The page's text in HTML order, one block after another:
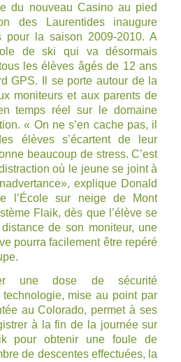
du nouveau Casino au pied
des Laurentides inaugure
pour la saison 2009-2010. A
de ski qui va désormais
les élèves âgés de 12 ans
GPS. Il se porte autour de la
moniteurs et aux parents de
temps réel sur le domaine
« On ne s’en cache pas, il
élèves s’écartent de leur
beaucoup de stress. C’est
où le jeune se joint à
explique Donald
l’École sur neige de Mont
Flaik, dès que l’élève se
de son moniteur, une
pourra facilement être repéré
une dose de sécurité
mise au point par
au Colorado, permet à ses
à la fin de la journée sur
pour obtenir une foule de
de descentes effectuées, la